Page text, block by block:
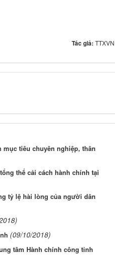
Tác giả: TTXVN
tiêu chuyên nghiệp, thân
thể cải cách hành chính tại
tỷ lệ hài lòng của người dân
(09/10/2018)
tâm Hành chính công tỉnh